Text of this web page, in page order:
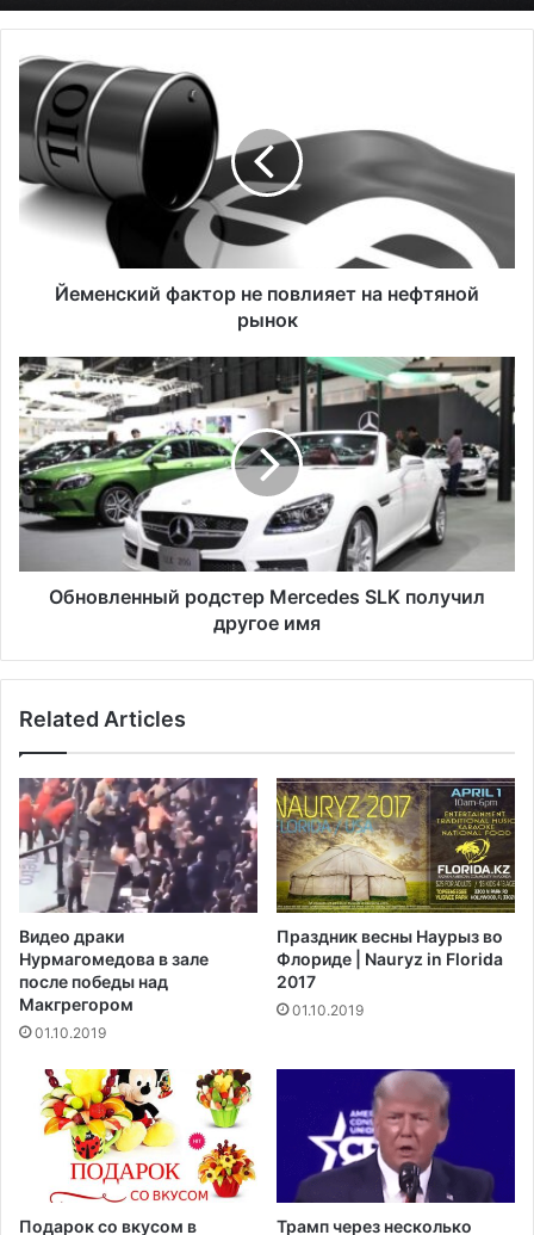
Исследование показало, что в Портленде
самый высокий уровень угона
автомобилей на душу населения в США
Й
е
к
т
о
р
н
е
п
о
т
а
ф
т
я
н
р
ы
н
к
Йеменский фактор не повлияет на нефтяной
рынок
О
б
н
о
в
л
е
н
с
р
M
e
r
d
e
s
и
Обновленный родстер Mercedes SLK получил
другое имя
Related Articles
Видео драки
Нурмагомедова в зале
после победы над
Макгрегором‍
01.10.2019
Праздник весны Наурыз во
Флориде | Nauryz in Florida
2017
01.10.2019
Подарок со вкусом в Трамп через несколько